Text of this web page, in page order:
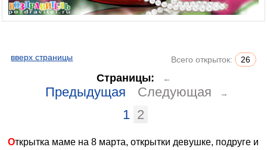
вверх страницы Всего открыток: 26
Страницы: ←
Предыдущая Следующая →
1 2
Открытка маме на 8 марта, открытки девушке, подруге и